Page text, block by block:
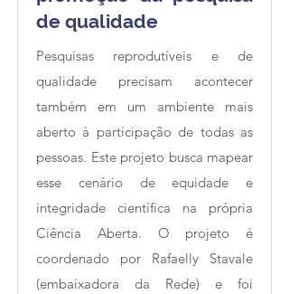
de qualidade
Pesquisas reprodutíveis e de
qualidade precisam acontecer
também em um ambiente mais
aberto à participação de todas as
pessoas. Este projeto busca mapear
esse cenário de equidade e
integridade científica na própria
Ciência Aberta. O projeto é
coordenado por Rafaelly Stavale
(embaixadora da Rede) e foi